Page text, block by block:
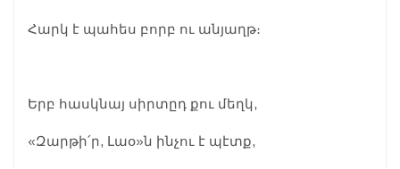
Հարկ է պահես բորբ ու անյաղթ։
Երբ հասկնայ սիրտըդ քու մեղկ,
«Զարթի՛ր, Լաօ»ն ինչու է պէտք,